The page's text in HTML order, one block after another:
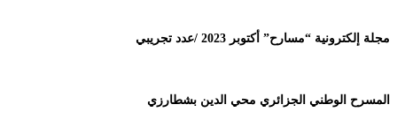
مجلة إلكترونية “مسارح” أكتوبر 2023 /عدد تجريبي
المسرح الوطني الجزائري محي الدين بشطارزي